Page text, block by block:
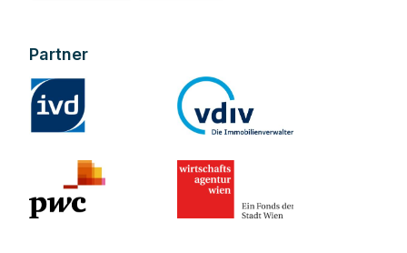
Partner